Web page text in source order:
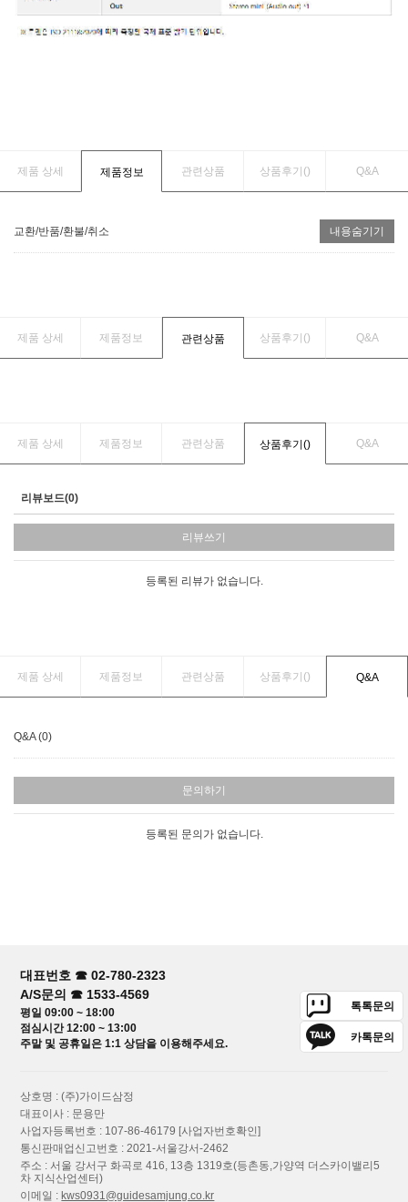
제품 상세 제품정보 관련상품 상품후기() Q&A
교환/반품/환불/취소 내용숨기기
제품 상세 제품정보 관련상품 상품후기() Q&A
제품 상세 제품정보 관련상품 상품후기() Q&A
리뷰보드(0)
리뷰쓰기
등록된 리뷰가 없습니다.
제품 상세 제품정보 관련상품 상품후기() Q&A
Q&A (0)
문의하기
등록된 문의가 없습니다.
대표번호 ☎ 02-780-2323
A/S문의 ☎ 1533-4569
평일 09:00 ~ 18:00
점심시간 12:00 ~ 13:00
주말 및 공휴일은 1:1 상담을 이용해주세요.
톡톡문의
카톡문의
상호명 : (주)가이드삼정
대표이사 : 문용만
사업자등록번호 : 107-86-46179 [사업자번호확인]
통신판매업신고번호 : 2021-서울강서-2462
주소 : 서울 강서구 화곡로 416, 13층 1319호(등촌동,가양역 더스카이밸리5
차 지식산업센터)
이메일 : kws0931@guidesamjung.co.kr